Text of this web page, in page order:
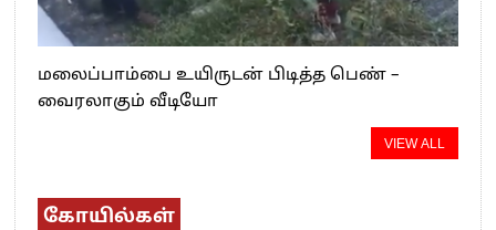
மலைப்பாம்பை உயிருடன் பிடித்த பெண் –
வைரலாகும் வீடியோ
VIEW ALL
கோயில்கள்